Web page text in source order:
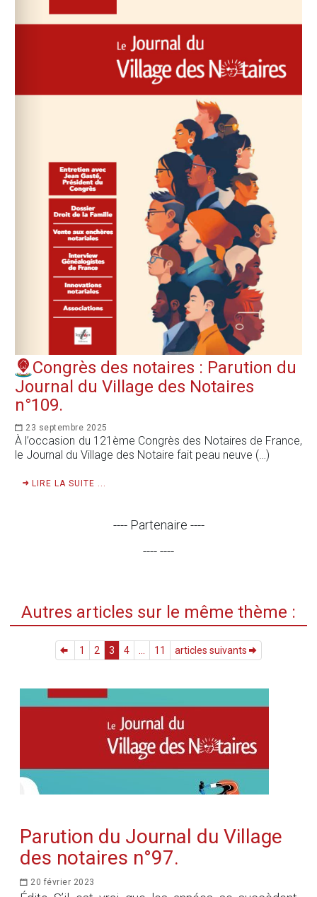
Congrès des notaires : Parution du
Journal du Village des Notaires
n°109.
23 septembre 2025
À l’occasion du 121ème Congrès des Notaires de France,
le Journal du Village des Notaire fait peau neuve (…)
LIRE LA SUITE ...
---- Partenaire ----
---- ----
Autres articles sur le même thème :
1 2 3 4 11 articles suivants
Parution du Journal du Village
des notaires n°97.
20 février 2023